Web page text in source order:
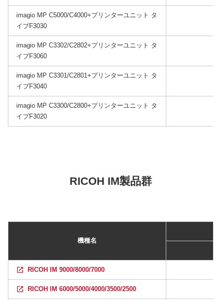
imagio MP C5000/C4000+プリンターユニット タ
イプF3030
imagio MP C3302/C2802+プリンターユニット タ
イプF3060
imagio MP C3301/C2801+プリンターユニット タ
イプF3040
imagio MP C3300/C2800+プリンターユニット タ
イプF3020
RICOH IM製品群
機種名
RICOH IM 9000/8000/7000
RICOH IM 6000/5000/4000/3500/2500